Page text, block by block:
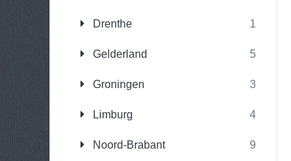
Drenthe 1
Gelderland 5
Groningen 3
Limburg 4
Noord-Brabant 9